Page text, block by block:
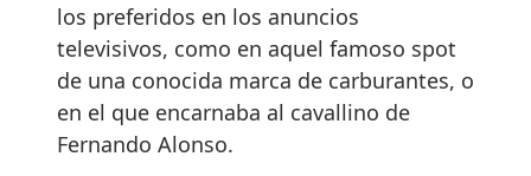
los preferidos en los anuncios
televisivos, como en aquel famoso spot
de una conocida marca de carburantes, o
en el que encarnaba al cavallino de
Fernando Alonso.